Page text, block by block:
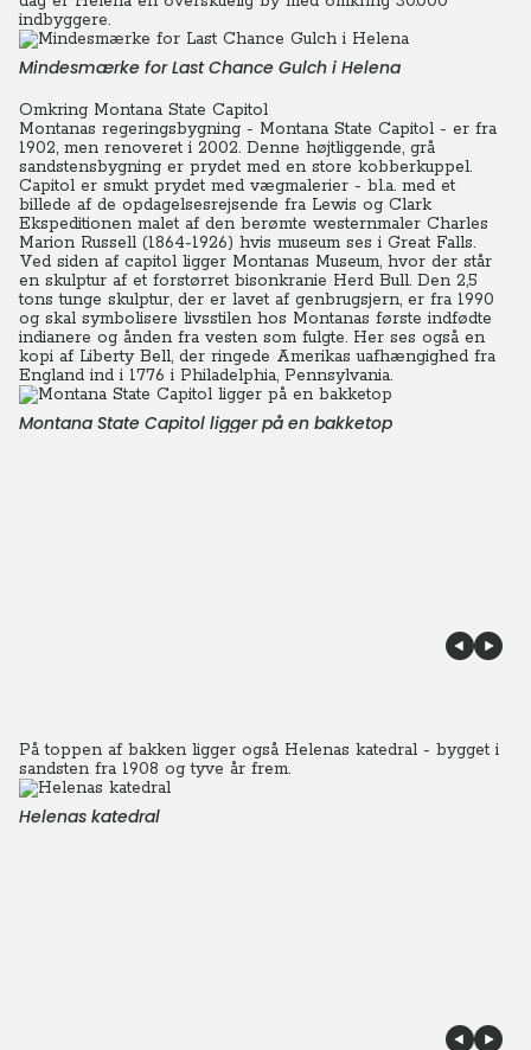
indbyggere.
Mindesmærke for Last Chance Gulch i Helena
Omkring Montana State Capitol
Montanas regeringsbygning - Montana State Capitol - er fra
1902, men renoveret i 2002. Denne højtliggende, grå
sandstensbygning er prydet med en store kobberkuppel.
Capitol er smukt prydet med vægmalerier - bl.a. med et
billede af de opdagelsesrejsende fra Lewis og Clark
Ekspeditionen malet af den berømte westernmaler Charles
Marion Russell (1864-1926) hvis museum ses i Great Falls.
Ved siden af capitol ligger Montanas Museum, hvor der står
en skulptur af et forstørret bisonkranie Herd Bull. Den 2,5
tons tunge skulptur, der er lavet af genbrugsjern, er fra 1990
og skal symbolisere livsstilen hos Montanas første indfødte
indianere og ånden fra vesten som fulgte. Her ses også en
kopi af Liberty Bell, der ringede Amerikas uafhængighed fra
England ind i 1776 i Philadelphia, Pennsylvania.
Montana State Capitol ligger på en bakketop
På toppen af bakken ligger også Helenas katedral - bygget i
sandsten fra 1908 og tyve år frem.
Helenas katedral